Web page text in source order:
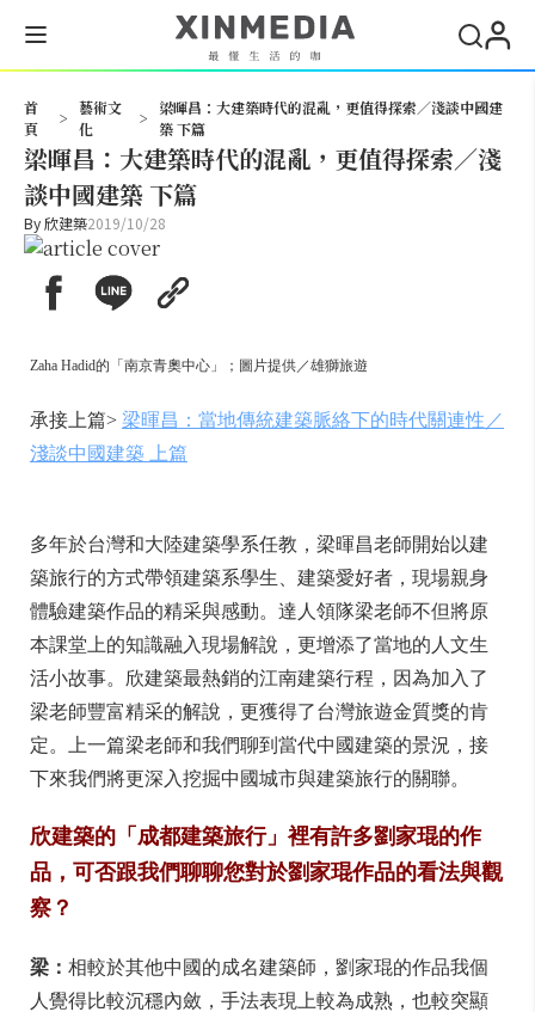
首
頁
>
藝術文
化
>
梁暉昌：大建築時代的混亂，更值得探索／淺談中國建
築 下篇
梁暉昌：大建築時代的混亂，更值得探索／淺
談中國建築 下篇
By欣建築2019/10/28
Zaha Hadid的「南京青奧中心」；圖片提供／雄獅旅遊
承接上篇> 梁暉昌：當地傳統建築脈絡下的時代關連性／
淺談中國建築 上篇
多年於台灣和大陸建築學系任教，梁暉昌老師開始以建
築旅行的方式帶領建築系學生、建築愛好者，現場親身
體驗建築作品的精采與感動。達人領隊梁老師不但將原
本課堂上的知識融入現場解說，更增添了當地的人文生
活小故事。欣建築最熱銷的江南建築行程，因為加入了
梁老師豐富精采的解說，更獲得了台灣旅遊金質獎的肯
定。上一篇梁老師和我們聊到當代中國建築的景況，接
下來我們將更深入挖掘中國城市與建築旅行的關聯。
欣建築的「成都建築旅行」裡有許多劉家琨的作
品，可否跟我們聊聊您對於劉家琨作品的看法與觀
察？
梁： 相較於其他中國的成名建築師，劉家琨的作品我個
人覺得比較沉穩內斂，手法表現上較為成熟，也較突顯